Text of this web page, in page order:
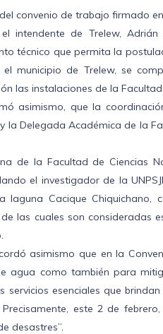
convenio de trabajo firmado
intendente de Trelew,
técnico que permita la
el municipio de Trelew, se
las instalaciones de la
asimismo, que la
la Delegada Académica de la
de la Facultad de Ciencias
el investigador de la
laguna Cacique Chiquichano,
las cuales son consideradas
asimismo que en la
agua como también para
servicios esenciales que
Precisamente, este 2 de
desastres”.